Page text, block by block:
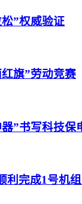
”权威验证
旗”劳动竞赛
”书写科技保
利完成1号机